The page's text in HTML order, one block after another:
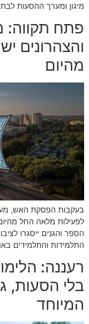
מיגון ומערך ההסעות
פתח תקווה:
והצהרונים
מהיום
בעקבות הפסקת האש,
לפעילות מלאה החל
הספר והגנים ייסגרו
התלמידות והתלמידים
רעננה:
בלי הסעות,
המיוחד